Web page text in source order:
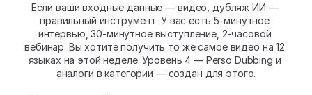
Если ваши входные данные — видео, дубляж ИИ —
правильный инструмент. У вас есть 5-минутное
интервью, 30-минутное выступление, 2-часовой
вебинар. Вы хотите получить то же самое видео на 12
языках на этой неделе. Уровень 4 — Perso Dubbing и
аналоги в категории — создан для этого.